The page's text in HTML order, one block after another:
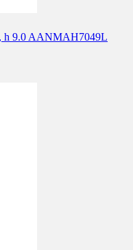
h 9.0 AANMAH7049L